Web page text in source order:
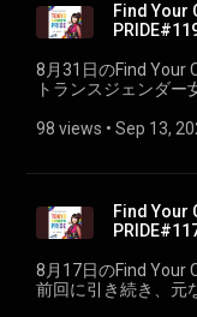
Find Your
8月31日のFind Your
トランスジェンダー
98 views • Sep 13,
Find Your
8月17日のFind Your
前回に引き続き、元